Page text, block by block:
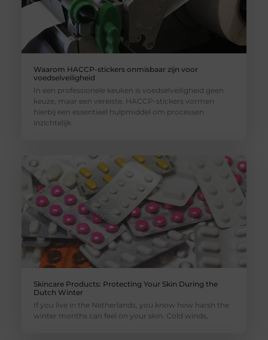
Waarom HACCP-stickers onmisbaar zijn voor
voedselveiligheid
In een professionele keuken is voedselveiligheid geen
keuze, maar een vereiste. HACCP-stickers vormen
hierbij een essentieel hulpmiddel om processen
inzichtelijk
Skincare Products: Protecting Your Skin During the
Dutch Winter
If you live in the Netherlands, you know how harsh the
winter months can feel on your skin. Cold winds,